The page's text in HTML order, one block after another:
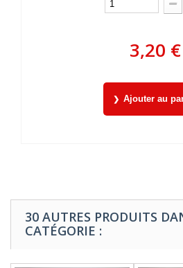
3,20 €
Ajouter au
30 AUTRES PRODUITS
CATÉGORIE :